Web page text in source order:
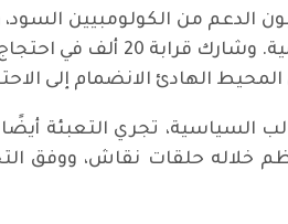
الدعم من الكولومبيين
الفيدرالية
الهادئ الانضمام إلى
السياسية، تجري التعبئة
خلاله حلقات نقاش، ووفق